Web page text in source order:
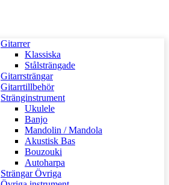
Gitarrer
Klassiska
Stålsträngade
Gitarrsträngar
Gitarrtillbehör
Stränginstrument
Ukulele
Banjo
Mandolin / Mandola
Akustisk Bas
Bouzouki
Autoharpa
Strängar Övriga